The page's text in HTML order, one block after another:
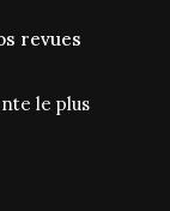
revues
le plus